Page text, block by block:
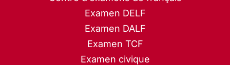
Examen DELF
Examen DALF
Examen TCF
Examen civique